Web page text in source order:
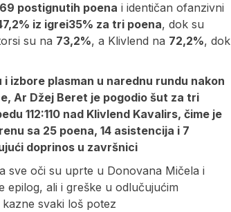
postignutih poena i identičan ofanzivni
iz igrei35% za tri poena, dok su
su na 73,2%, a Klivlend na 72,2%, dok
izbore plasman u narednu rundu nakon
Ar Džej Beret je pogodio šut za tri
112:110 nad Klivlend Kavalirs, čime je
sa 25 poena, 14 asistencija i 7
doprinos u završnici
sve oči su uprte u Donovana Mičela i
epilog, ali i greške u odlučujućim
svaki loš potez